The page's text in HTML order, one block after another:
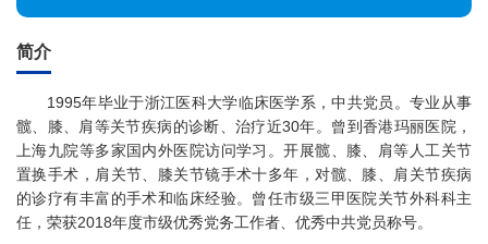
简介
1995年毕业于浙江医科大学临床医学系，中共党员。专业从事
髋、膝、肩等关节疾病的诊断、治疗近30年。曾到香港玛丽医院，
上海九院等多家国内外医院访问学习。开展髋、膝、肩等人工关节
置换手术，肩关节、膝关节镜手术十多年，对髋、膝、肩关节疾病
的诊疗有丰富的手术和临床经验。曾任市级三甲医院关节外科科主
任，荣获2018年度市级优秀党务工作者、优秀中共党员称号。